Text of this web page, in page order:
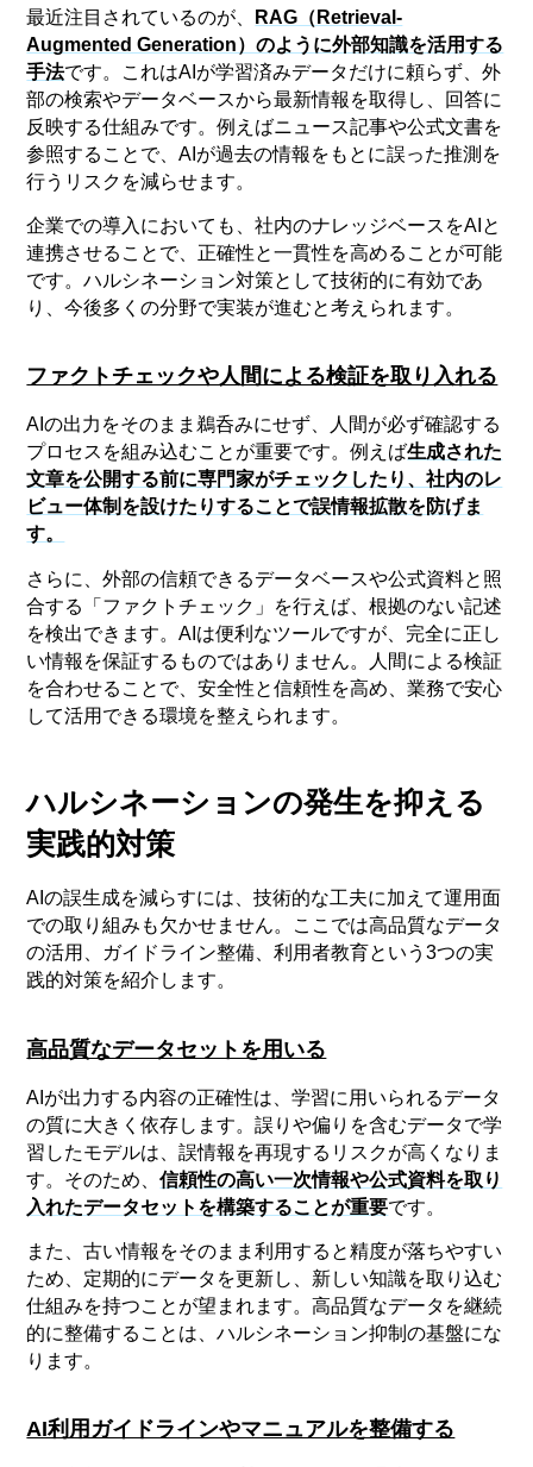
最近注目されているのが、
RAG（Retrieval-
Augmented Generation）のように外部知識を活用する
手法です。これはAIが学習済みデータだけに頼らず、外
部の検索やデータベースから最新情報を取得し、回答に
反映する仕組みです。例えばニュース記事や公式文書を
参照することで、AIが過去の情報をもとに誤った推測を
行うリスクを減らせます。
企業での導入においても、社内のナレッジベースをAIと
連携させることで、正確性と一貫性を高めることが可能
です。ハルシネーション対策として技術的に有効であ
り、今後多くの分野で実装が進むと考えられます。
ファクトチェックや人間による検証を取り入れる
AIの出力をそのまま鵜呑みにせず、人間が必ず確認する
プロセスを組み込むことが重要です。例えば生成された
文章を公開する前に専門家がチェックしたり、社内のレ
ビュー体制を設けたりすることで誤情報拡散を防げま
す。
さらに、外部の信頼できるデータベースや公式資料と照
合する「ファクトチェック」を行えば、根拠のない記述
を検出できます。AIは便利なツールですが、完全に正し
い情報を保証するものではありません。人間による検証
を合わせることで、安全性と信頼性を高め、業務で安心
して活用できる環境を整えられます。
ハルシネーションの発生を抑える
実践的対策
AIの誤生成を減らすには、技術的な工夫に加えて運用面
での取り組みも欠かせません。ここでは高品質なデータ
の活用、ガイドライン整備、利用者教育という3つの実
践的対策を紹介します。
高品質なデータセットを用いる
AIが出力する内容の正確性は、学習に用いられるデータ
の質に大きく依存します。誤りや偏りを含むデータで学
習したモデルは、誤情報を再現するリスクが高くなりま
す。そのため、信頼性の高い一次情報や公式資料を取り
入れたデータセットを構築することが重要です。
また、古い情報をそのまま利用すると精度が落ちやすい
ため、定期的にデータを更新し、新しい知識を取り込む
仕組みを持つことが望まれます。高品質なデータを継続
的に整備することは、ハルシネーション抑制の基盤にな
ります。
AI利用ガイドラインやマニュアルを整備する